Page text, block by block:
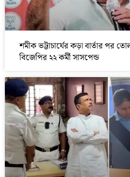
শমীক ভট্টাচার্যের কড়া বার্তার পর
বিজেপির ২২ কর্মী সাসপেন্ড